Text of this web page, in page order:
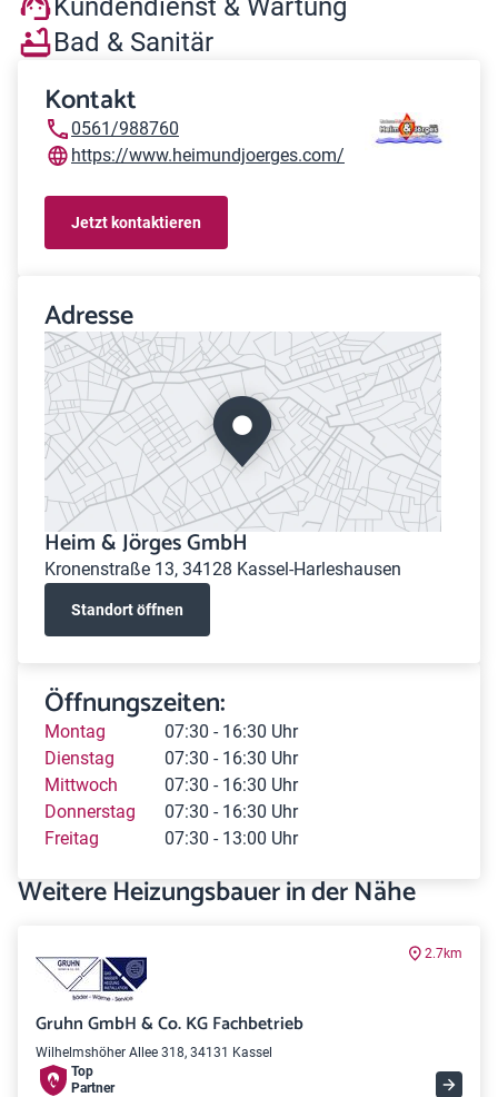
Bad & Sanitär
Kontakt
0561/988760
https://www.heimundjoerges.com/
Jetzt kontaktieren
Adresse
Heim & Jörges GmbH
Kronenstraße 13, 34128 Kassel-Harleshausen
Standort öffnen
Öffnungszeiten:
Montag
07:30 - 16:30 Uhr
Dienstag
07:30 - 16:30 Uhr
Mittwoch
07:30 - 16:30 Uhr
Donnerstag
07:30 - 16:30 Uhr
Freitag
07:30 - 13:00 Uhr
Weitere Heizungsbauer in der Nähe
2.7km
Gruhn GmbH & Co. KG Fachbetrieb
Wilhelmshöher Allee 318, 34131 Kassel
Top
Partner